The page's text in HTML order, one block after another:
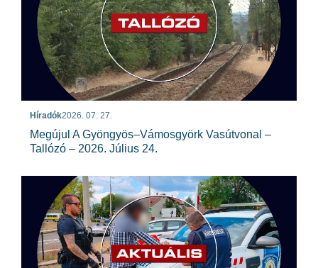
Híradók2026. 07. 27.
Megújul A Gyöngyös–Vámosgyörk Vasútvonal –
Tallózó – 2026. Július 24.